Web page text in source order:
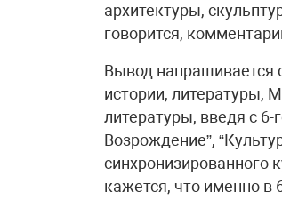
архитектуры,
говорится,
Вывод напрашивается
истории, литературы,
литературы, введя с
Возрождение”,
синхронизированного
кажется, что именно в